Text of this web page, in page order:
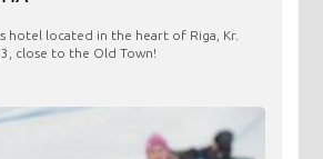
hotel located in the heart of Riga, Kr.
close to the Old Town!